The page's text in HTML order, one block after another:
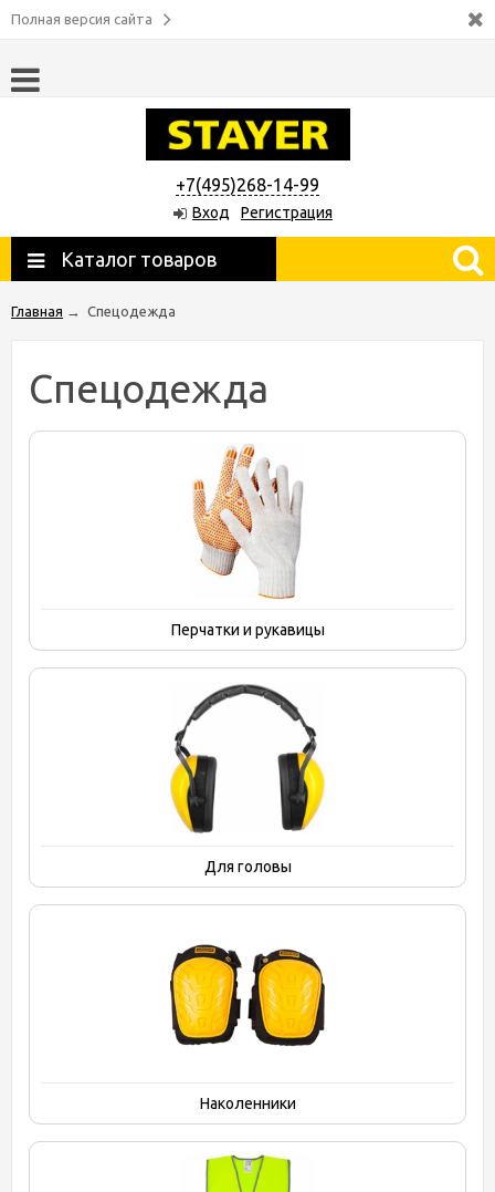
Полная версия сайта
+7(495)268-14-99
Вход Регистрация
Каталог товаров
Главная → Спецодежда
Спецодежда
Перчатки и рукавицы
Для головы
Наколенники